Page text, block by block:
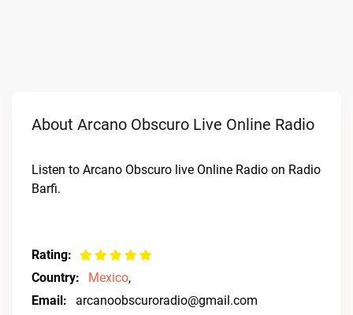
About Arcano Obscuro Live Online Radio
Listen to Arcano Obscuro live Online Radio on Radio
Barfi.
Rating:
Country:
Mexico,
Email:
arcanoobscuroradio@gmail.com